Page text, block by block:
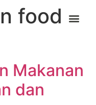
food
Makanan
dan